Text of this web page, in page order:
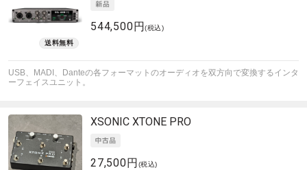
544,500円(税込)
USB、MADI、Danteの各フォーマットのオーディオを双方向で変換するインタ
ーフェイスユニット。
XSONIC XTONE PRO
27,500円 (税込)